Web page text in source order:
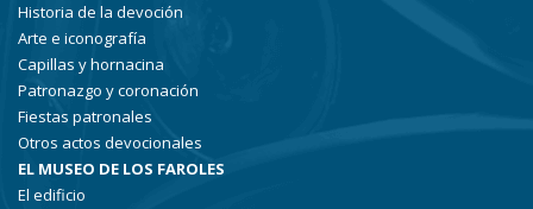
Historia de la devoción
Arte e iconografía
Capillas y hornacina
Patronazgo y coronación
Fiestas patronales
Otros actos devocionales
EL MUSEO DE LOS FAROLES
El edificio